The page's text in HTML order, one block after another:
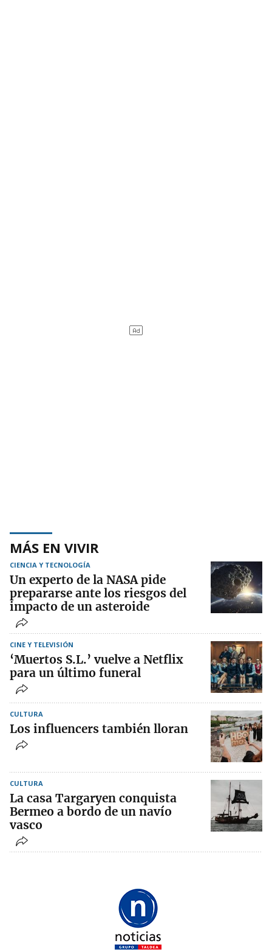
MÁS EN VIVIR
CIENCIA Y TECNOLOGÍA
Un experto de la NASA pide
prepararse ante los riesgos del
impacto de un asteroide
CINE Y TELEVISIÓN
‘Muertos S.L.’ vuelve a Netflix
para un último funeral
CULTURA
Los influencers también lloran
CULTURA
La casa Targaryen conquista
Bermeo a bordo de un navío
vasco